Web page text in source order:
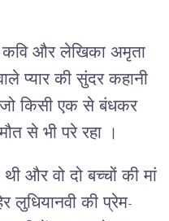
कवि और लेखिका अमृता
प्यार की सुंदर कहानी
किसी एक से बंधकर
से भी परे रहा ।
और वो दो बच्चों की मां
लुधियानवी की प्रेम-